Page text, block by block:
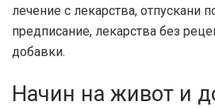
лечение с лекарства, отпускани
предписание, лекарства без
добавки.
Начин на живот и